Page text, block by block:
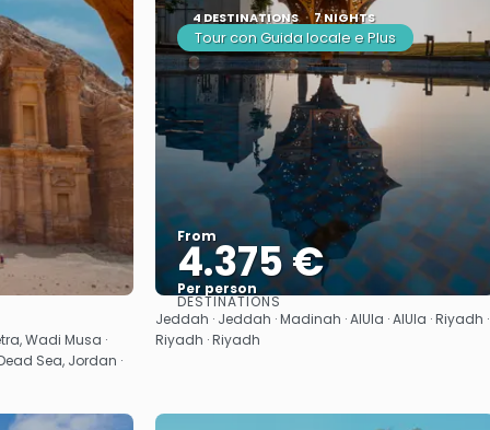
Wadi Musa ·
Sea, Jordan ·
4 DESTINATIONS 7 NIGHTS
Tour con Guida locale e Plus
From
4.375 €
Per person
See
DESTINATIONS
Jeddah · Jeddah · Madinah · AlUla · AlUla · Riyadh ·
Riyadh · Riyadh